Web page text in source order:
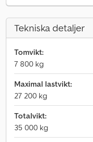
Tekniska detaljer
Tomvikt:
7 800 kg
Maximal lastvikt:
27 200 kg
Totalvikt:
35 000 kg